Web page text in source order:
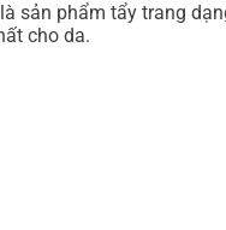
sản phẩm tẩy trang
cho da.